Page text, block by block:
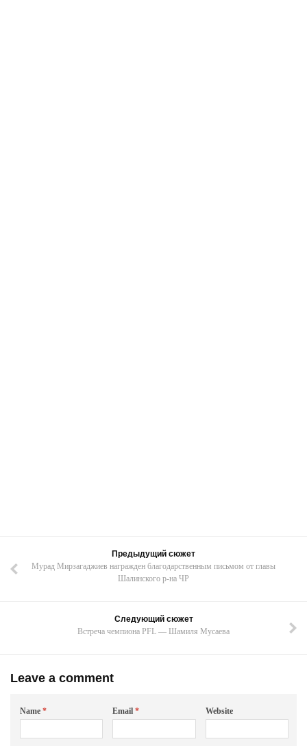
Предыдущий сюжет
Мурад Мирзагаджиев награжден благодарственным письмом от главы
Шалинского р-на ЧР
Следующий сюжет
Встреча чемпиона PFL — Шамиля Мусаева
Leave a comment
Name * Email* Website